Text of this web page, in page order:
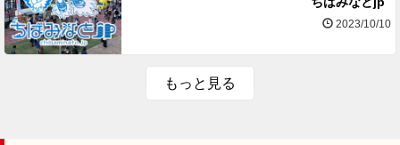
2023/10/10
もっと見る